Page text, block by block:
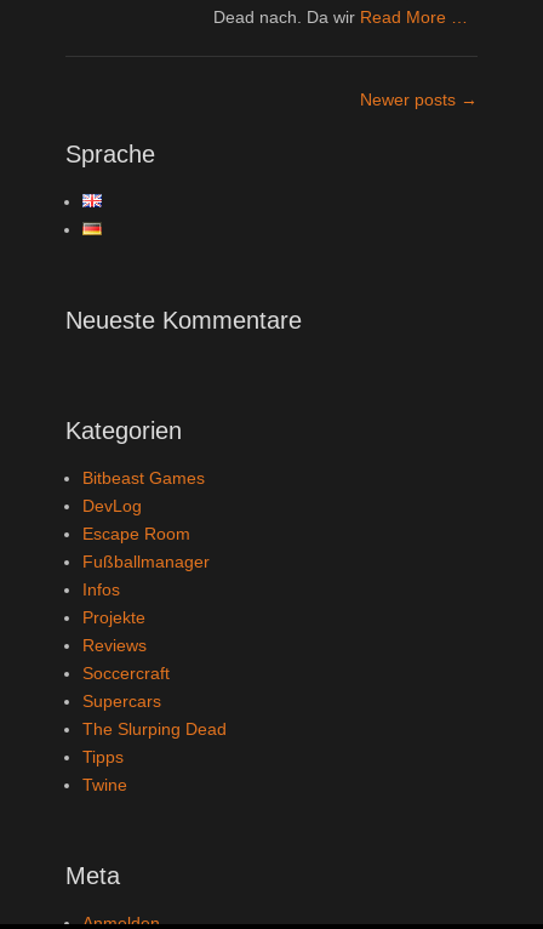
Dead nach. Da wir Read More …
Newer posts →
Sprache
Neueste Kommentare
Kategorien
Bitbeast Games
DevLog
Escape Room
Fußballmanager
Infos
Projekte
Reviews
Soccercraft
Supercars
The Slurping Dead
Tipps
Twine
Meta
Anmelden